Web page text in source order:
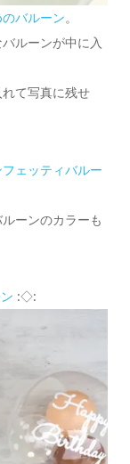
バルーン。
ルーンが中に入
て写真に残せ
ェッティバルー
ーンのカラーも
:◇: